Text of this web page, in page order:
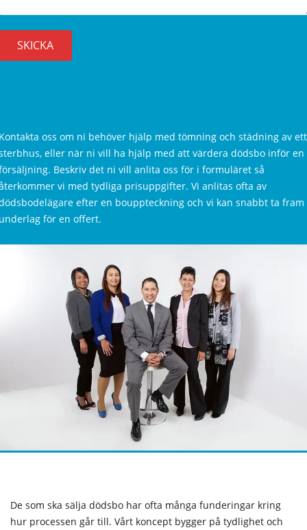
oss om ni behöver hjälp med tömning och städning av ett
eller när ni vill ha hjälp med att värdera dödsbo inför en
Beskriv det ni vill anlita oss för i formuläret så
vi med tydliga prisuppgifter. Vi anlitas ofta av
efter en bouppteckning och vi kan snabbt ta fram
för en offert.
De som ska sälja dödsbo har ofta många funderingar kring
hur processen går till. Vårt koncept bygger på tydlighet och